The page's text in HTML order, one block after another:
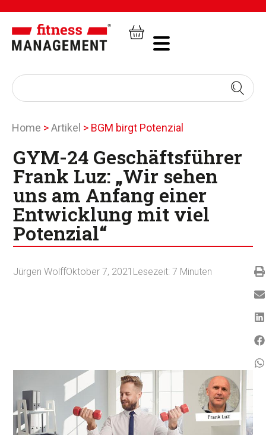
Home >Artikel > BGM birgt Potenzial
GYM-24 Geschäftsführer
Frank Luz: „Wir sehen
uns am Anfang einer
Entwicklung mit viel
Potenzial“
Jürgen WolffOktober 7, 2021 Lesezeit: 7 Minuten